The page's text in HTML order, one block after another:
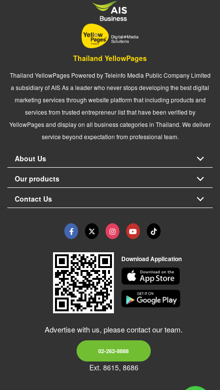
Thailand YellowPages
Thailand YellowPages Powered by Teleinfo Media Public Company Limited
a subsidiary of AIS As a leader who never stops developing the best digital
marketing services through website platform that including products and
services from trusted entrepreneur list that have been verified by
YellowPages and display on all business categories in Thailand. We deliver
service beyond expectation from professional team.
About Us
Our products
Contact Us
Download Application
Advertise with us, please contact our team.
02-262-8888
Ext. 8615, 8686